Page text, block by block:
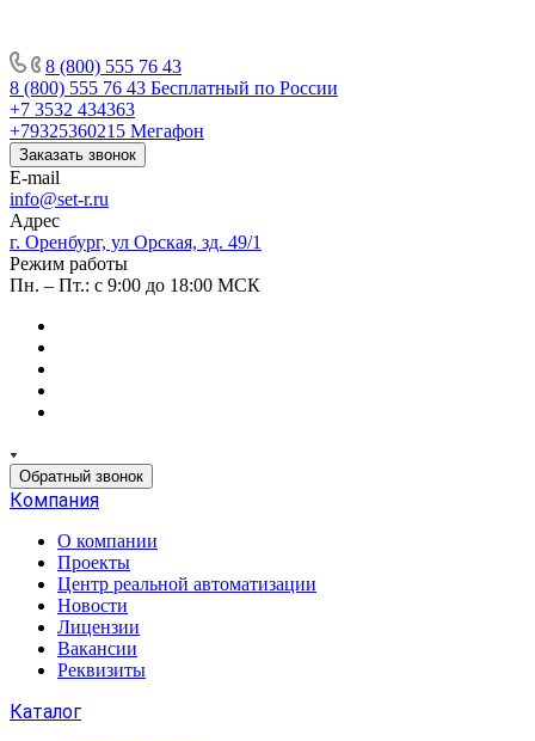
8 (800) 555 76 43
8 (800) 555 76 43 Бесплатный по России
+7 3532 434363
+79325360215 Мегафон
Заказать звонок
E-mail
info@set-r.ru
Адрес
г. Оренбург, ул Орская, зд. 49/1
Режим работы
Пн. – Пт.: с 9:00 до 18:00 МСК
Обратный звонок
Компания
О компании
Проекты
Центр реальной автоматизации
Новости
Лицензии
Вакансии
Реквизиты
Каталог